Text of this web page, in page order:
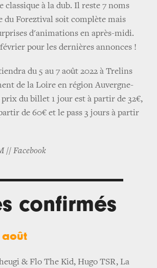
classique à la dub. Il reste 7 noms
du Foreztival soit complète mais
d'animations en après-midi.
pour les dernières annonces !
du 5 au 7 août 2022 à Trelins
de la Loire en région Auvergne-
prix du billet 1 jour est à partir de 32€,
de 60€ et le pass 3 jours à partir
// Facebook
confirmés
août
& Flo The Kid, Hugo TSR, La